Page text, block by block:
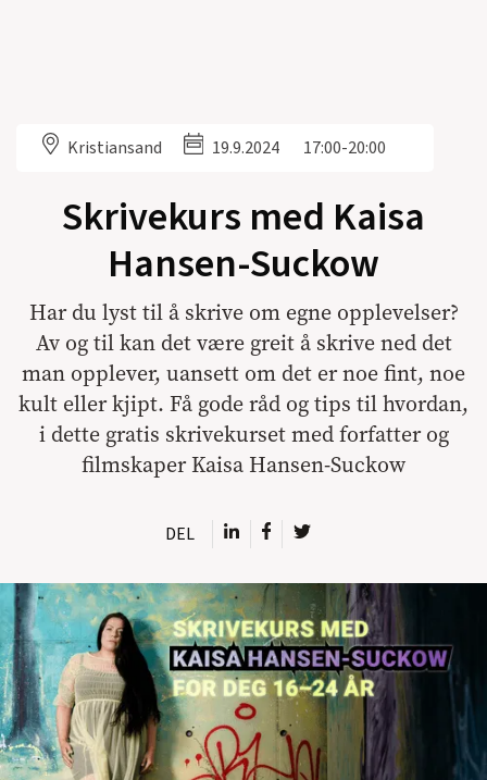
Kristiansand 19.9.2024 17:00-20:00
Skrivekurs med Kaisa
Hansen-Suckow
Har du lyst til å skrive om egne opplevelser?
Av og til kan det være greit å skrive ned det
man opplever, uansett om det er noe fint, noe
kult eller kjipt. Få gode råd og tips til hvordan,
i dette gratis skrivekurset med forfatter og
filmskaper Kaisa Hansen-Suckow
DEL